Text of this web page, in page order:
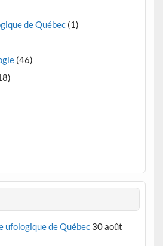
de Québec(1)
(46)
ufologique de Québec 30 août